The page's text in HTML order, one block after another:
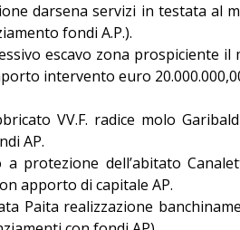
darsena servizi in testata al
fondi A.P.).
escavo zona prospiciente il
intervento euro
VV.F. radice molo
AP.
a protezione dell’abitato
apporto di capitale AP.
Paita realizzazione